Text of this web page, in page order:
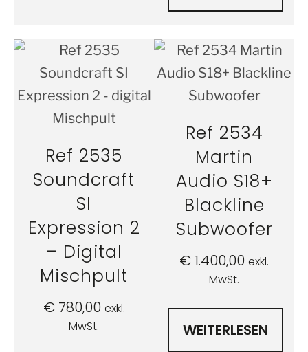
Ref 2535
Soundcraft
SI
Expression 2
– Digital
Mischpult
€780,00 exkl.
MwSt.
Ref 2534
Martin
Audio S18+
Blackline
Subwoofer
€1.400,00 exkl.
MwSt.
WEITERLESEN